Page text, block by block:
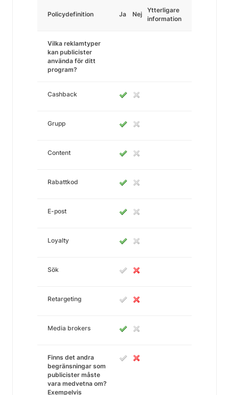
Policydefinition Ja Nej
Ytterligare
information
Vilka reklamtyper
kan publicister
använda för ditt
program?
Cashback
Grupp
Content
Rabattkod
E-post
Loyalty
Sök
Retargeting
Media brokers
Finns det andra
begränsningar som
publicister måste
vara medvetna om?
Exempelvis